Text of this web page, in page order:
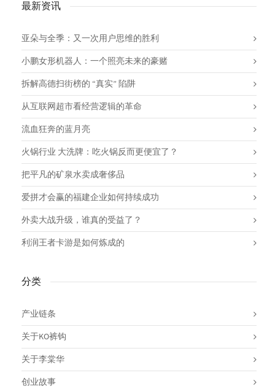
最新资讯
亚朵与全季：又一次用户思维的胜利
小鹏女形机器人：一个照亮未来的豪赌
拆解高德扫街榜的 “真实” 陷阱
从互联网超市看经营逻辑的革命
流血狂奔的蓝月亮
火锅行业 大洗牌：吃火锅反而更便宜了？
把平凡的矿泉水卖成奢侈品
爱拼才会赢的福建企业如何持续成功
外卖大战升级，谁真的受益了？
利润王者卡游是如何炼成的
分类
产业链条
关于KO裤钩
关于李棠华
创业故事